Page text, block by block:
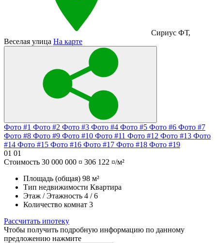
Сириус ФТ,
Веселая улица На карте
Фото #1 Фото #2 Фото #3 Фото #4 Фото #5 Фото #6 Фото #7
Фото #8 Фото #9 Фото #10 Фото #11 Фото #12 Фото #13 Фото
#14 Фото #15 Фото #16 Фото #17 Фото #18 Фото #19
01 01
Стоимость 30 000 000 ¤ 306 122 ¤/м²
Площадь (общая) 98 м²
Тип недвижимости Квартира
Этаж / Этажность 4 / 6
Количество комнат 3
Рассчитать ипотеку
Чтобы получить подробную информацию по данному
предложению нажмите